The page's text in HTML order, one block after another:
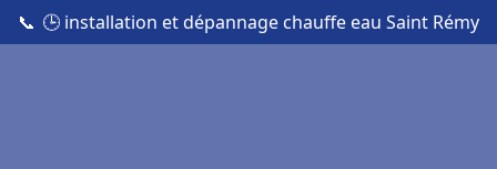
📞 🕒 installation et dépannage chauffe eau Saint Rémy